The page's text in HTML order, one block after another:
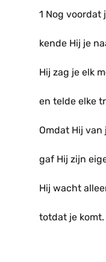
1 Nog voordat
kende Hij je
Hij zag je elk
en telde elke
Omdat Hij van
gaf Hij zijn
Hij wacht
totdat je komt.